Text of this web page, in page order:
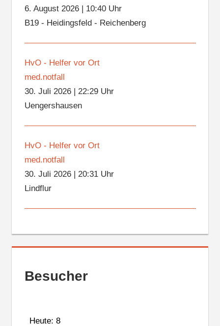
6. August 2026| 10:40 Uhr
B19 - Heidingsfeld - Reichenberg
HvO - Helfer vor Ort
med.notfall
30. Juli 2026| 22:29 Uhr
Uengershausen
HvO - Helfer vor Ort
med.notfall
30. Juli 2026| 20:31 Uhr
Lindflur
Besucher
Heute: 8